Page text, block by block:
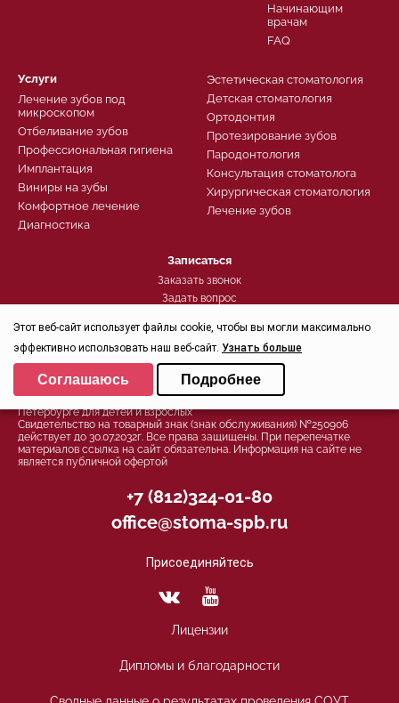
Услуги
Лечение зубов под
микроскопом
Отбеливание зубов
Профессиональная гигиена
Имплантация
Виниры на зубы
Комфортное лечение
Диагностика
Эстетическая стоматология
Детская стоматология
Ортодонтия
Протезирование зубов
Пародонтология
Консультация стоматолога
Хирургическая стоматология
Лечение зубов
Начинающим
врачам
FAQ
Записаться
Заказать звонок
Задать вопрос
Политика конфиденциальности
© 2026, Группа компаний СТОМА™ - Стоматология в Санкт-
Петербурге для детей и взрослых
Свидетельство на товарный знак (знак обслуживания) №250906
действует до 30.07.2032г. Все права защищены. При перепечатке
материалов ссылка на сайт обязательна. Информация на сайте не
является публичной офертой
+7 (812)324-01-80
office@stoma-spb.ru
Присоединяйтесь
Лицензии
Дипломы и благодарности
Этот веб-сайт использует файлы cookie, чтобы вы могли максимально
эффективно использовать наш веб-сайт. Узнать больше
Выберите настройки cookie
Минимальные
Аналитические/Функциональные
Соглашаюсь Подробнее